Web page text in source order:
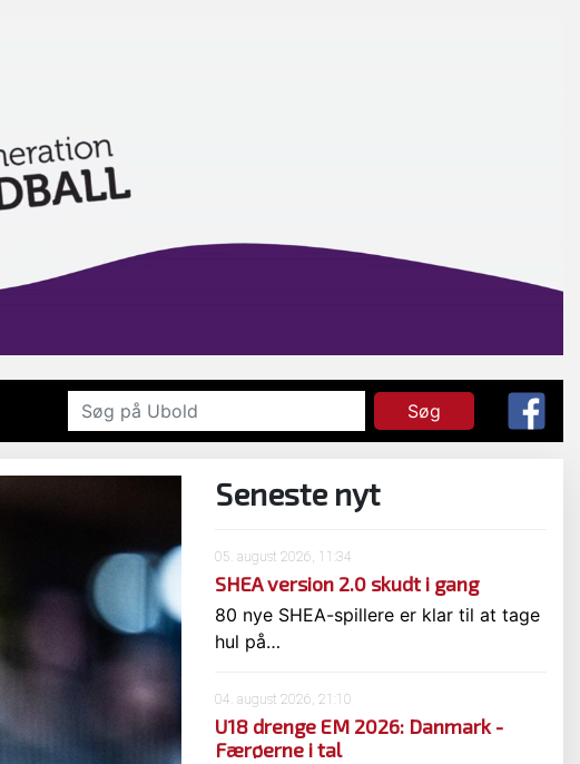
Søg
Seneste nyt
05. august 2026, 11:34
SHEA version 2.0 skudt i gang
80 nye SHEA-spillere er klar til at tage
hul på…
04. august 2026, 21:10
U18 drenge EM 2026: Danmark -
Færøerne i tal